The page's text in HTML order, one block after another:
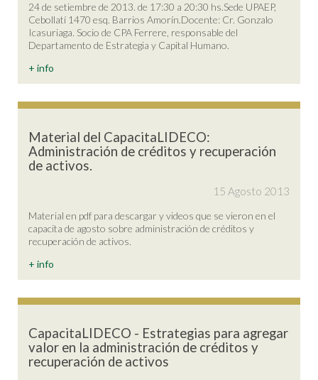
24 de setiembre de 2013. de 17:30 a 20:30 hs.Sede UPAEP,
Cebollatí 1470 esq. Barrios Amorín.Docente: Cr. Gonzalo
Icasuriaga. Socio de CPA Ferrere, responsable del
Departamento de Estrategia y Capital Humano.
+ info
Material del CapacitaLIDECO:
Administración de créditos y recuperación
de activos.
15 Agosto 2013
Material en pdf para descargar y videos que se vieron en el
capacita de agosto sobre administración de créditos y
recuperación de activos.
+ info
CapacitaLIDECO - Estrategias para agregar
valor en la administración de créditos y
recuperación de activos